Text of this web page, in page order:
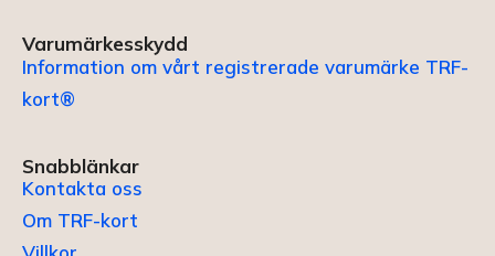
Varumärkesskydd
Information om vårt registrerade varumärke TRF-
kort®
Snabblänkar
Kontakta oss
Om TRF-kort